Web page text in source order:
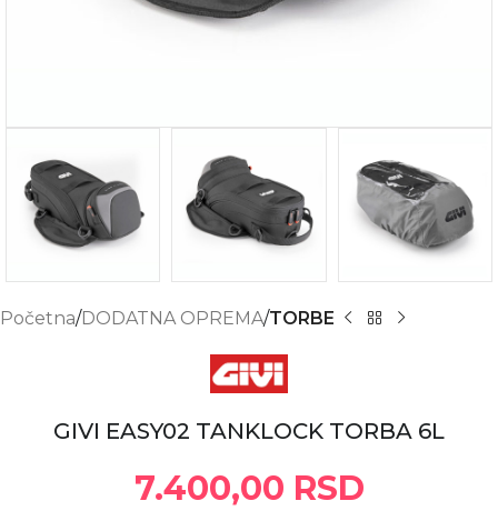
Početna DODATNA OPREMA TORBE
GIVI EASY02 TANKLOCK TORBA 6L
7.400,00 RSD